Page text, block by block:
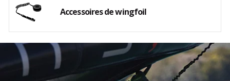
Accessoires de wingfoil